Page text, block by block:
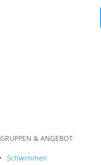
GRUPPEN & ANGEBOT
Schwimmen